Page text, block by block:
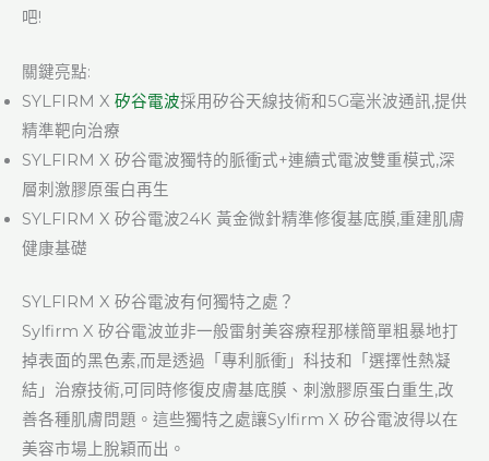
吧!
關鍵亮點:
SYLFIRM X 矽谷電波採用矽谷天線技術和5G毫米波通訊,提供
精準靶向治療
SYLFIRM X 矽谷電波獨特的脈衝式+連續式電波雙重模式,深
層刺激膠原蛋白再生
SYLFIRM X 矽谷電波24K 黃金微針精準修復基底膜,重建肌膚
健康基礎
SYLFIRM X 矽谷電波有何獨特之處？
Sylfirm X 矽谷電波並非一般雷射美容療程那樣簡單粗暴地打
掉表面的黑色素,而是透過「專利脈衝」科技和「選擇性熱凝
結」治療技術,可同時修復皮膚基底膜、刺激膠原蛋白重生,改
善各種肌膚問題。這些獨特之處讓Sylfirm X 矽谷電波得以在
美容市場上脫穎而出。